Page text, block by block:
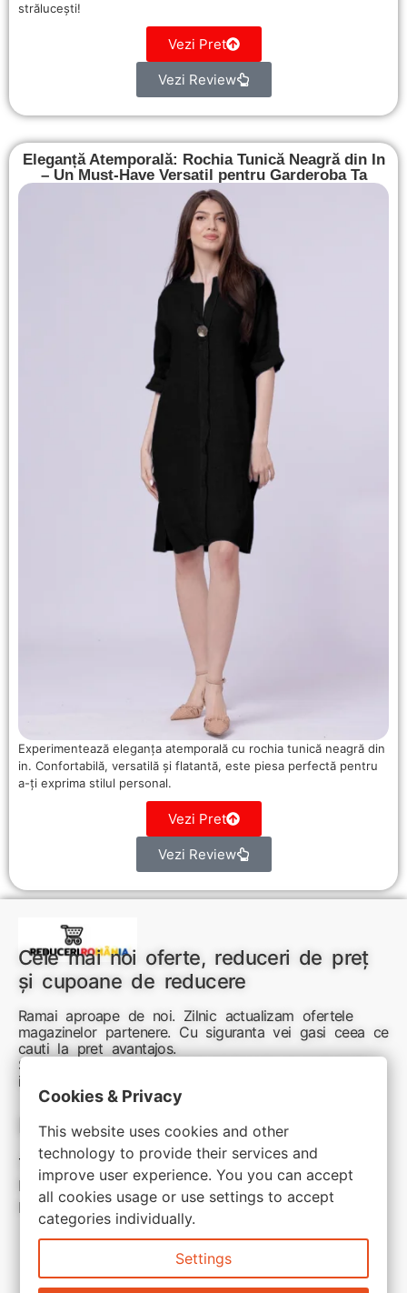
strălucești!
Vezi Pret
Vezi Review
Eleganță Atemporală: Rochia Tunică Neagră din In
– Un Must-Have Versatil pentru Garderoba Ta
Experimentează eleganța atemporală cu rochia tunică neagră din
in. Confortabilă, versatilă și flatantă, este piesa perfectă pentru
a-ți exprima stilul personal.
Vezi Pret
Vezi Review
Cele mai noi oferte, reduceri de preț
și cupoane de reducere
Ramai aproape de noi. Zilnic actualizam ofertele
magazinelor partenere. Cu siguranta vei gasi ceea ce
cauti la pret avantajos.
Sunteti aici pentru reduceri inteligente si cumpărături
inspirate
Link-uri utile:
Termeni si conditii
Politica de confidentialitate
Politica de cookie
Cookies & Privacy
This website uses cookies and other
technology to provide their services and
improve user experience. You you can accept
all cookies usage or use settings to accept
categories individually.
Settings